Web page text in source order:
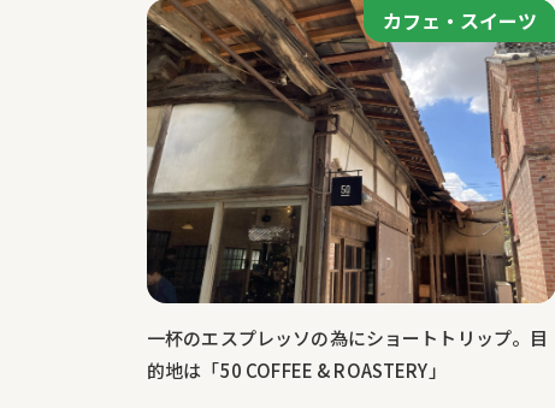
カフェ・スイーツ
カフェ・スイーツ
一杯のエスプレッソの為にショートトリップ。目
的地は「50 COFFEE & ROASTERY」